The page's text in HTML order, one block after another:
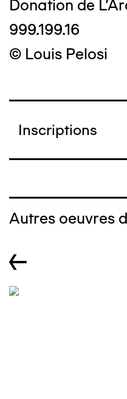
Donation de
999.199.16
© Louis Pelosi
Inscriptions
Autres oeuvres
←